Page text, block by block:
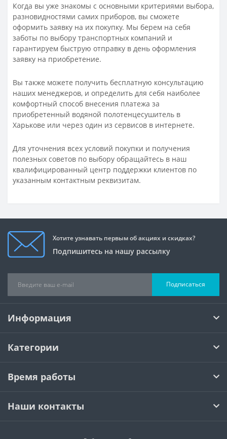
Когда вы уже знакомы с основными критериями выбора,
разновидностями самих приборов, вы сможете
оформить заявку на их покупку. Мы берем на себя
заботы по выбору транспортных компаний и
гарантируем быструю отправку в день оформления
заявку на приобретение.
Вы также можете получить бесплатную консультацию
наших менеджеров, и определить для себя наиболее
комфортный способ внесения платежа за
приобретенный водяной полотенцесушитель в
Харькове или через один из сервисов в интернете.
Для уточнения всех условий покупки и получения
полезных советов по выбору обращайтесь в наш
квалифицированный центр поддержки клиентов по
указанным контактным реквизитам.
Хотите узнавать первым об акциях и скидках?
Подпишитесь на нашу рассылку
Подписаться
Информация
Категории
Время работы
Наши контакты